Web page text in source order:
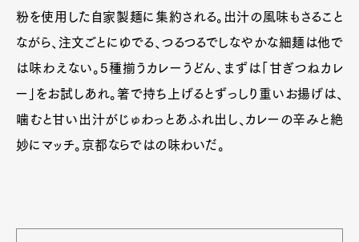
粉を使用した自家製麺に集約される。出汁の風味もさること
ながら、注文ごとにゆでる、つるつるでしなやかな細麺は他で
は味わえない。5種揃うカレーうどん、まずは「甘ぎつねカレ
ー」をお試しあれ。箸で持ち上げるとずっしり重いお揚げは、
噛むと甘い出汁がじゅわっとあふれ出し、カレーの辛みと絶
妙にマッチ。京都ならではの味わいだ。